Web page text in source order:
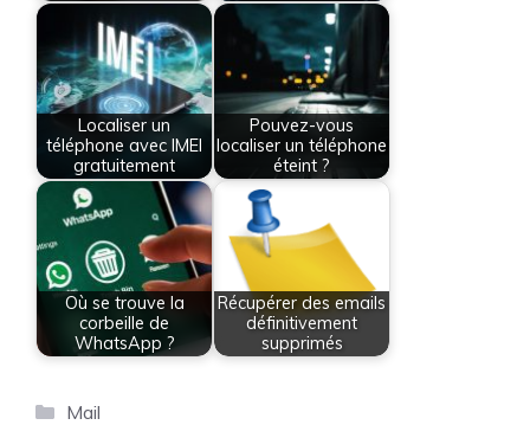
Localiser un
téléphone avec IMEI
gratuitement
Pouvez-vous
localiser un téléphone
éteint ?
Où se trouve la
corbeille de
WhatsApp ?
Récupérer des emails
définitivement
supprimés
Catégories
Mail